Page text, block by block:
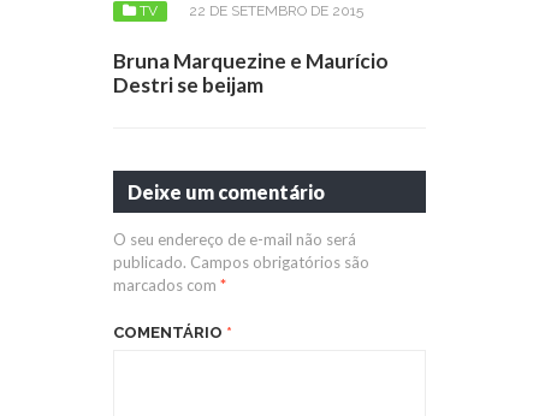
TV 22 DE SETEMBRO DE 2015
Bruna Marquezine e Maurício
Destri se beijam
Deixe um comentário
O seu endereço de e-mail não será
publicado. Campos obrigatórios são
marcados com *
COMENTÁRIO *